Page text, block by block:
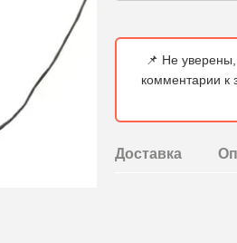
📌 Не
комментарии к
Доставка